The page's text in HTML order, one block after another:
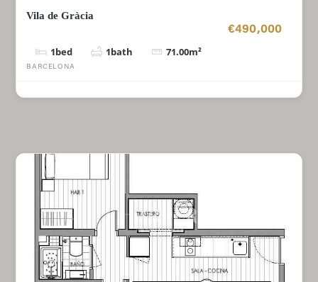
Vila de Gràcia
€490,000
1bed 1bath 71.00m²
BARCELONA